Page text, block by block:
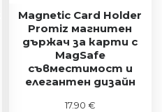
Magnetic Card Holder
Promiz магнитен
държач за карти с
MagSafe
съвместимост и
елегантен дизайн
17.90 €